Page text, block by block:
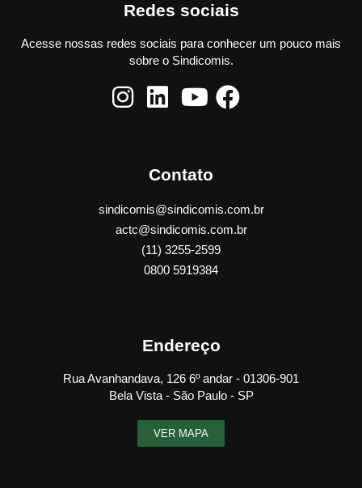
Redes sociais
Acesse nossas redes sociais para conhecer um pouco mais
sobre o Sindicomis.
Contato
sindicomis@sindicomis.com.br
actc@sindicomis.com.br
(11) 3255-2599
0800 5919384
Endereço
Rua Avanhandava, 126 6º andar - 01306-901
Bela Vista - São Paulo - SP
VER MAPA